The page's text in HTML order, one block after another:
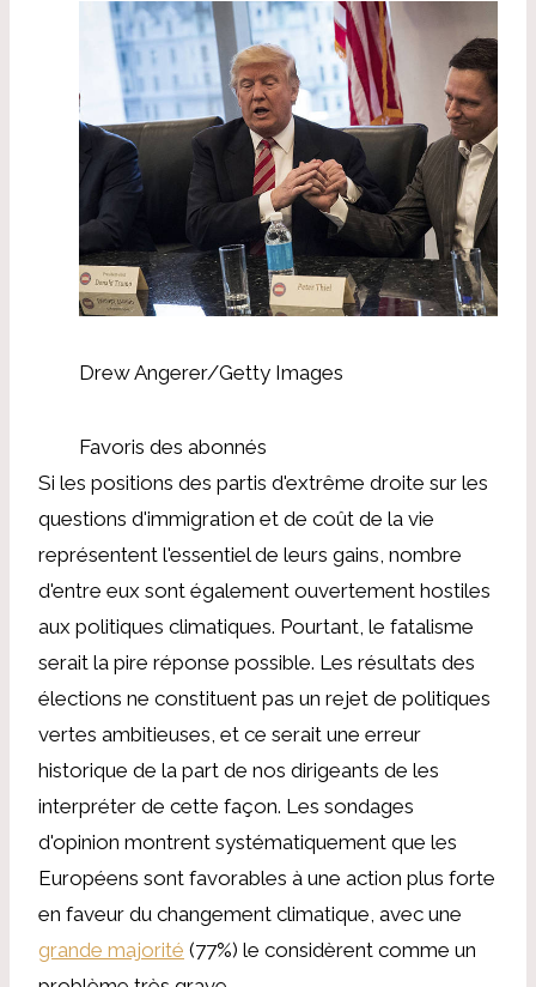
Drew Angerer/Getty Images
Favoris des abonnés
Si les positions des partis d'extrême droite sur les
questions d'immigration et de coût de la vie
représentent l'essentiel de leurs gains, nombre
d'entre eux sont également ouvertement hostiles
aux politiques climatiques. Pourtant, le fatalisme
serait la pire réponse possible. Les résultats des
élections ne constituent pas un rejet de politiques
vertes ambitieuses, et ce serait une erreur
historique de la part de nos dirigeants de les
interpréter de cette façon. Les sondages
d'opinion montrent systématiquement que les
Européens sont favorables à une action plus forte
en faveur du changement climatique, avec une
grande majorité (77%) le considèrent comme un